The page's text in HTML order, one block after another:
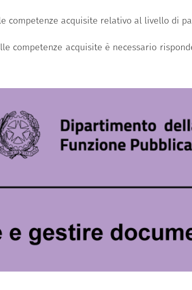
competenze acquisite relativo al livello di
competenze acquisite è necessario